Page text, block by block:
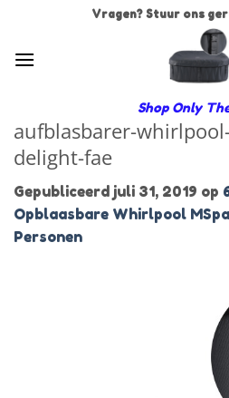
inhoud
Vragen? Stuur ons
Shop Only
aufblasbarer-
delight-fae
Gepubliceerd juli 31, 2019 op
Opblaasbare Whirlpool
Personen